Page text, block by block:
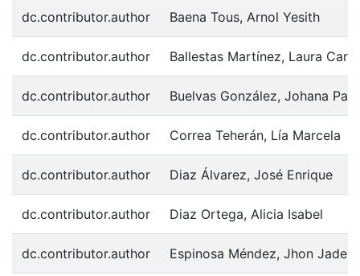
dc.contributor.author Baena Tous, Arnol Yesith
dc.contributor.author Ballestas Martínez, Laura
dc.contributor.author Buelvas González, Johana
dc.contributor.author Correa Teherán, Lía Marcela
dc.contributor.author Diaz Álvarez, José Enrique
dc.contributor.author Diaz Ortega, Alicia Isabel
dc.contributor.author Espinosa Méndez, Jhon Jader